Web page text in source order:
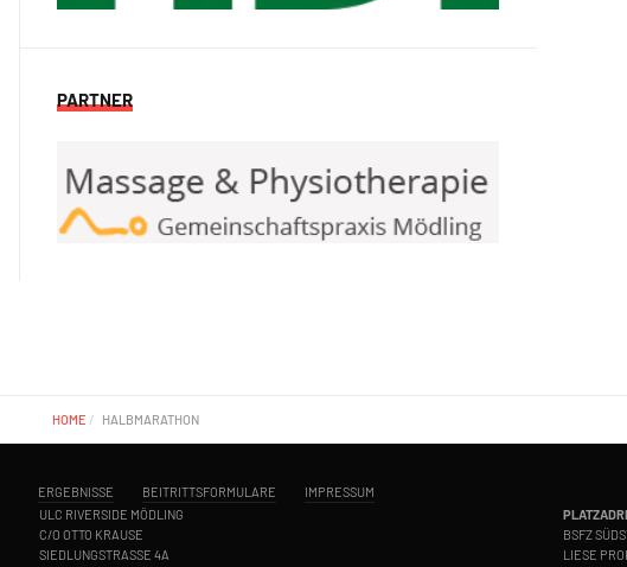
PARTNER
HOME HALBMARATHON
ERGEBNISSE BEITRITTSFORMULARE
IMPRESSUM
ULC RIVERSIDE MÖDLING
C/O OTTO KRAUSE
SIEDLUNGSTRASSE 4A
BSFZ
LIESE